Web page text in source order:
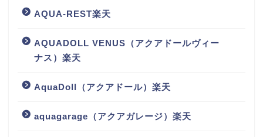
AQUA-REST楽天
AQUADOLL VENUS（アクアドールヴィー
ナス）楽天
AquaDoll（アクアドール）楽天
aquagarage（アクアガレージ）楽天